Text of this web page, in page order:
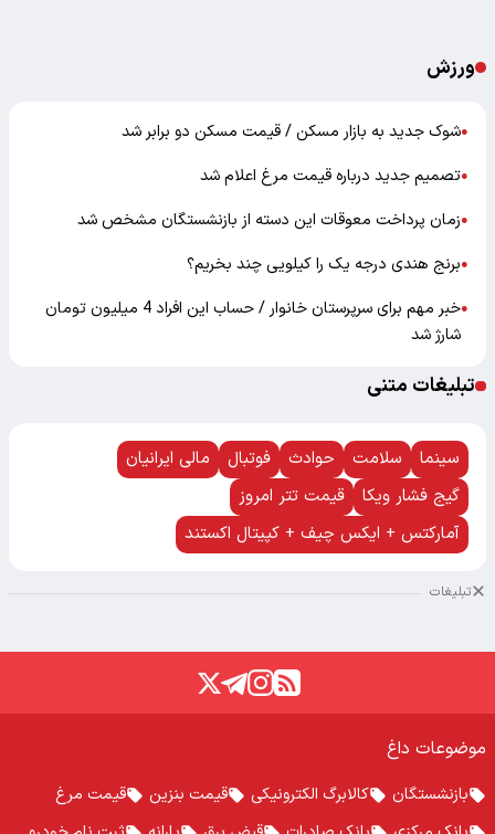
ورزش
●شوک جدید به بازار مسکن / قیمت مسکن دو برابر شد
●تصمیم جدید درباره قیمت مرغ اعلام شد
●زمان پرداخت معوقات این دسته از بازنشستگان مشخص شد
●برنج هندی درجه یک را کیلویی چند بخریم؟
●
خبر مهم برای سرپرستان خانوار / حساب این افراد 4 میلیون تومان
شارژ شد
تبلیغات متنی
سینما سلامت حوادث فوتبال
مالی ایرانیان
گیج فشار ویکا
قیمت تتر امروز
آمارکتس + ایکس چیف + کپیتال اکستند
تبلیغات
موضوعات داغ
بازنشستگان کالابرگ الکترونیکی قیمت بنزین
قیمت مرغ